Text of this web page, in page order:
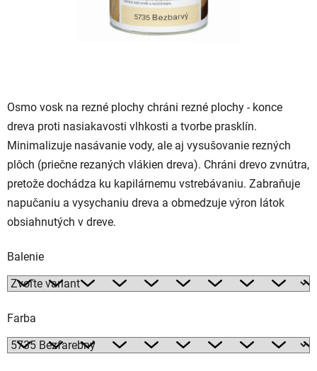
Osmo vosk na rezné plochy chráni rezné plochy - konce
dreva proti nasiakavosti vlhkosti a tvorbe prasklín.
Minimalizuje nasávanie vody, ale aj vysušovanie rezných
plôch (priečne rezaných vlákien dreva). Chráni drevo zvnútra,
pretože dochádza ku kapilárnemu vstrebávaniu. Zabraňuje
napučaniu a vysychaniu dreva a obmedzuje výron látok
obsiahnutých v dreve.
Balenie
Farba